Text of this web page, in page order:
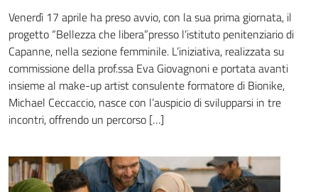
Venerdì 17 aprile ha preso avvio, con la sua prima giornata, il
progetto “Bellezza che libera”presso l’istituto penitenziario di
Capanne, nella sezione femminile. L’iniziativa, realizzata su
commissione della prof.ssa Eva Giovagnoni e portata avanti
insieme al make-up artist consulente formatore di Bionike,
Michael Ceccaccio, nasce con l’auspicio di svilupparsi in tre
incontri, offrendo un percorso […]